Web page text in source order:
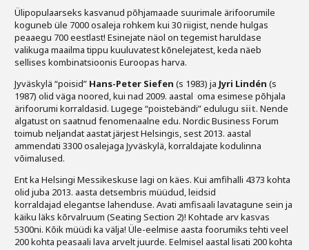
Projektid
Ülipopulaarseks kasvanud põhjamaade suurimale ärifoorumile
koguneb üle 7000 osaleja rohkem kui 30 riigist, nende hulgas
peaaegu 700 eestlast! Esinejate näol on tegemist haruldase
valikuga maailma tippu kuuluvatest kõnelejatest, keda näeb
sellises kombinatsioonis Euroopas harva.
Jyväskylä “poisid” Hans-Peter Siefen (s 1983) ja Jyri Lindén (s
1987) olid väga noored, kui nad 2009. aastal oma esimese põhjala
ärifoorumi korraldasid. Lugege “poistebändi” edulugu siit. Nende
algatust on saatnud fenomenaalne edu. Nordic Business Forum
toimub neljandat aastat järjest Helsingis, sest 2013. aastal
ammendati 3300 osalejaga Jyväskylä, korraldajate kodulinna
võimalused.
Ent ka Helsingi Messikeskuse lagi on käes. Kui amfihalli 4373 kohta
olid juba 2013. aasta detsembris müüdud, leidsid
korraldajad elegantse lahenduse. Avati amfisaali lavatagune sein ja
käiku läks kõrvalruum (Seating Section 2)! Kohtade arv kasvas
5300ni. Kõik müüdi ka välja! Üle-eelmise aasta foorumiks tehti veel
200 kohta peasaali lava arvelt juurde. Eelmisel aastal lisati 200 kohta